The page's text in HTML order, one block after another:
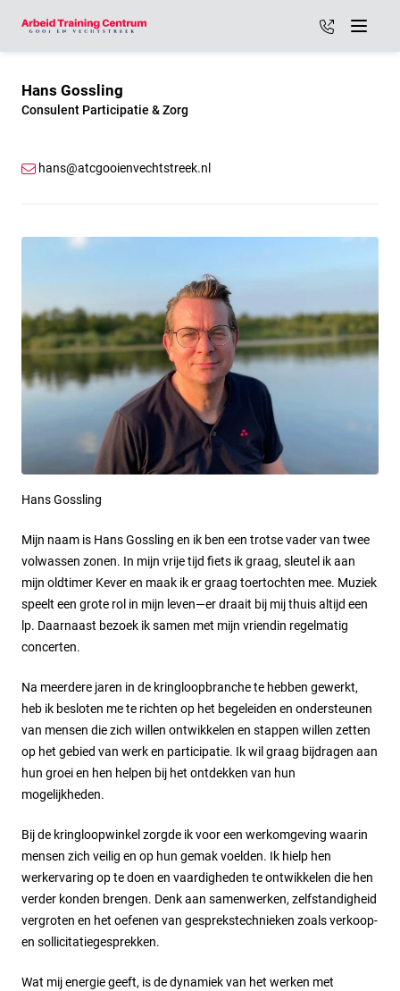
Menu
035 - 887
Hans Gossling
Consulent Participatie & Zorg
hans@atcgooienvechtstreek.nl
Hans Gossling
Mijn naam is Hans Gossling en ik ben een trotse vader van twee
volwassen zonen. In mijn vrije tijd fiets ik graag, sleutel ik aan
mijn oldtimer Kever en maak ik er graag toertochten mee. Muziek
speelt een grote rol in mijn leven—er draait bij mij thuis altijd een
lp. Daarnaast bezoek ik samen met mijn vriendin regelmatig
concerten.
Na meerdere jaren in de kringloopbranche te hebben gewerkt,
heb ik besloten me te richten op het begeleiden en ondersteunen
van mensen die zich willen ontwikkelen en stappen willen zetten
op het gebied van werk en participatie. Ik wil graag bijdragen aan
hun groei en hen helpen bij het ontdekken van hun
mogelijkheden.
Bij de kringloopwinkel zorgde ik voor een werkomgeving waarin
mensen zich veilig en op hun gemak voelden. Ik hielp hen
werkervaring op te doen en vaardigheden te ontwikkelen die hen
verder konden brengen. Denk aan samenwerken, zelfstandigheid
vergroten en het oefenen van gesprekstechnieken zoals verkoop-
en sollicitatiegesprekken.
Wat mij energie geeft, is de dynamiek van het werken met